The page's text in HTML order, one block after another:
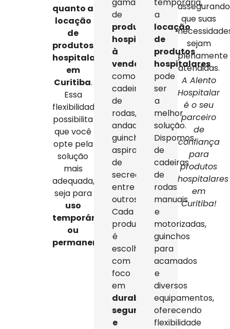
quanto a
locação
de
produtos
hospitalares
em
Curitiba.
Essa
flexibilidade
possibilita
que você
opte pela
solução
mais
adequada,
seja para
uso
temporário
ou
permanente
de
produtos
hospitalares
à
venda
como
cadeiras
de
rodas,
andadores,
guinchos,
aspiradores
de
secreção,
entre
outros.
Cada
produto
é
escolhido
com
foco
em
durabilidade,
segurança
e
a
locação
de
produtos
hospitalares
pode
ser
a
melhor
solução.
Dispomos
de
cadeiras
de
rodas
manuais
e
motorizadas,
guinchos
para
acamados
e
diversos
equipamentos,
oferecendo
flexibilidade
assegurando
que suas
sejam
plenamente
atendidas.
A Alento
Hospitalar
é o seu
parceiro
de
confiança
para
produtos
hospitalares
em
Curitiba!